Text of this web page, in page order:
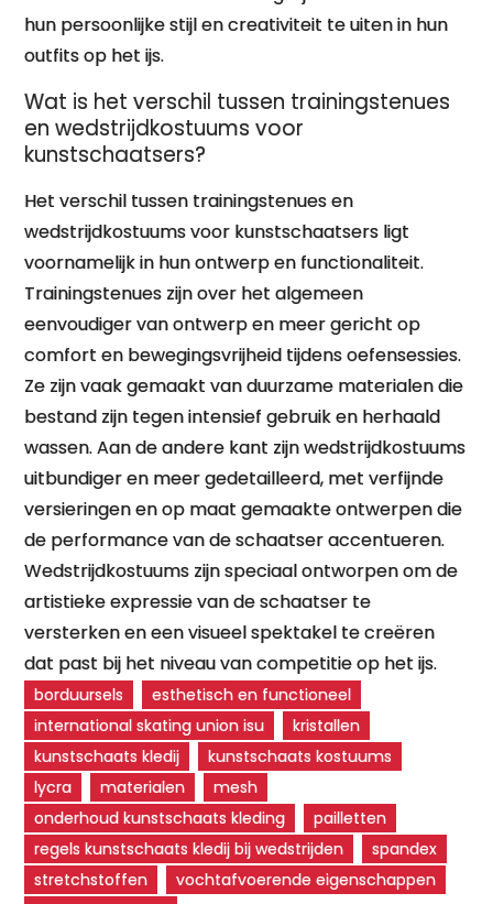
hun persoonlijke stijl en creativiteit te uiten in hun
outfits op het ijs.
Wat is het verschil tussen trainingstenues
en wedstrijdkostuums voor
kunstschaatsers?
Het verschil tussen trainingstenues en
wedstrijdkostuums voor kunstschaatsers ligt
voornamelijk in hun ontwerp en functionaliteit.
Trainingstenues zijn over het algemeen
eenvoudiger van ontwerp en meer gericht op
comfort en bewegingsvrijheid tijdens oefensessies.
Ze zijn vaak gemaakt van duurzame materialen die
bestand zijn tegen intensief gebruik en herhaald
wassen. Aan de andere kant zijn wedstrijdkostuums
uitbundiger en meer gedetailleerd, met verfijnde
versieringen en op maat gemaakte ontwerpen die
de performance van de schaatser accentueren.
Wedstrijdkostuums zijn speciaal ontworpen om de
artistieke expressie van de schaatser te
versterken en een visueel spektakel te creëren
dat past bij het niveau van competitie op het ijs.
borduursels
esthetisch en functioneel
international skating union isu
kristallen
kunstschaats kledij
kunstschaats kostuums
lycra
materialen
mesh
onderhoud kunstschaats kleding
pailletten
regels kunstschaats kledij bij wedstrijden
spandex
stretchstoffen
vochtafvoerende eigenschappen